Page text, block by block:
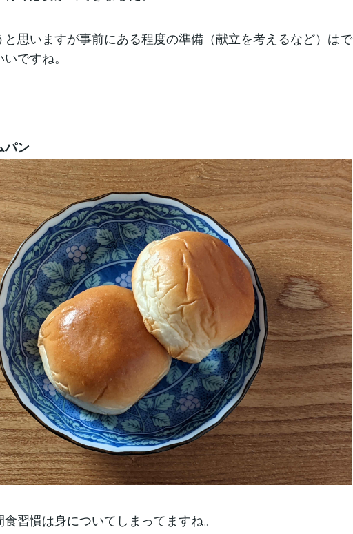
と思いますが事前にある程度の準備（献立を考えるなど）はで
ですね。
パン
習慣は身についてしまってますね。